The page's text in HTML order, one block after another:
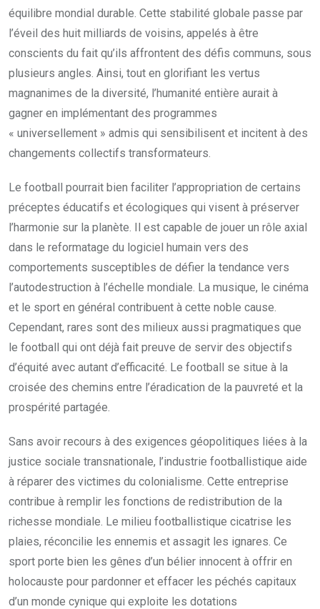
équilibre mondial durable. Cette stabilité globale passe par
l’éveil des huit milliards de voisins, appelés à être
conscients du fait qu’ils affrontent des défis communs, sous
plusieurs angles. Ainsi, tout en glorifiant les vertus
magnanimes de la diversité, l’humanité entière aurait à
gagner en implémentant des programmes
« universellement » admis qui sensibilisent et incitent à des
changements collectifs transformateurs.
Le football pourrait bien faciliter l’appropriation de certains
préceptes éducatifs et écologiques qui visent à préserver
l’harmonie sur la planète. Il est capable de jouer un rôle axial
dans le reformatage du logiciel humain vers des
comportements susceptibles de défier la tendance vers
l’autodestruction à l’échelle mondiale. La musique, le cinéma
et le sport en général contribuent à cette noble cause.
Cependant, rares sont des milieux aussi pragmatiques que
le football qui ont déjà fait preuve de servir des objectifs
d’équité avec autant d’efficacité. Le football se situe à la
croisée des chemins entre l’éradication de la pauvreté et la
prospérité partagée.
Sans avoir recours à des exigences géopolitiques liées à la
justice sociale transnationale, l’industrie footballistique aide
à réparer des victimes du colonialisme. Cette entreprise
contribue à remplir les fonctions de redistribution de la
richesse mondiale. Le milieu footballistique cicatrise les
plaies, réconcilie les ennemis et assagit les ignares. Ce
sport porte bien les gênes d’un bélier innocent à offrir en
holocauste pour pardonner et effacer les péchés capitaux
d’un monde cynique qui exploite les dotations